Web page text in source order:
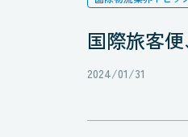
国際旅客便
2024/01/31